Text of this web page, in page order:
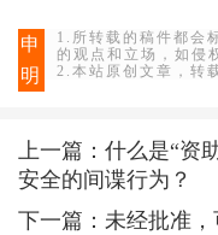
申
明
1.所转载的稿件都会
的观点和立场，如侵
2.本站原创文章，转
上一篇：什么是“资
安全的间谍行为？
下一篇： 未经批准